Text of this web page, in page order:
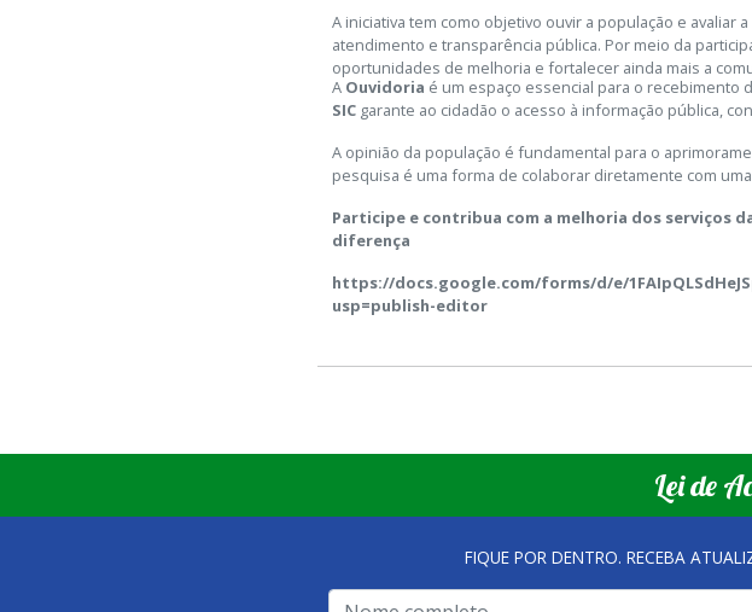
A iniciativa tem como objetivo ouvir a população e
atendimento e transparência pública. Por meio da
oportunidades de melhoria e fortalecer ainda mais a
A Ouvidoria é um espaço essencial para o recebimento
SICgarante ao cidadão o acesso à informação pública,
A opinião da população é fundamental para o
pesquisa é uma forma de colaborar diretamente com
Participe e contribua com a melhoria dos serviços
diferença
https://docs.google.com/forms/d/e/
usp=publish-editor
Lei de
FIQUE POR DENTRO. RECEBA